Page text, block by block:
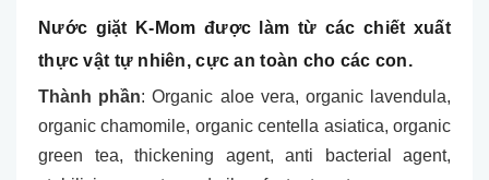
Nước giặt K-Mom được làm từ các chiết xuất
thực vật tự nhiên, cực an toàn cho các con.
Thành phần: Organic aloe vera, organic lavendula,
organic chamomile, organic centella asiatica, organic
green tea, thickening agent, anti bacterial agent,